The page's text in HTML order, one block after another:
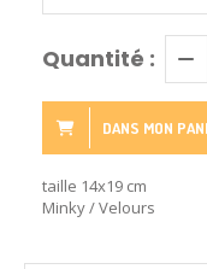
Quantité :
DANS MON
taille 14x19 cm
Minky / Velours